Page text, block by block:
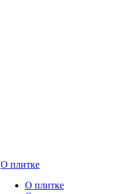
О плитке
О плитке